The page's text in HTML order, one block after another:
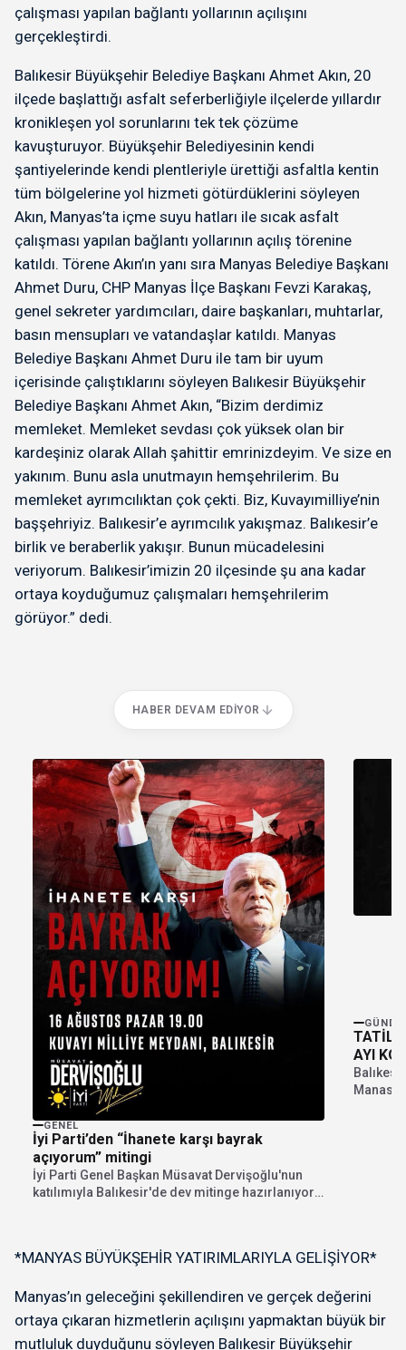
çalışması yapılan bağlantı yollarının açılışını
gerçekleştirdi.
Balıkesir Büyükşehir Belediye Başkanı Ahmet Akın, 20
ilçede başlattığı asfalt seferberliğiyle ilçelerde yıllardır
kronikleşen yol sorunlarını tek tek çözüme
kavuşturuyor. Büyükşehir Belediyesinin kendi
şantiyelerinde kendi plentleriyle ürettiği asfaltla kentin
tüm bölgelerine yol hizmeti götürdüklerini söyleyen
Akın, Manyas’ta içme suyu hatları ile sıcak asfalt
çalışması yapılan bağlantı yollarının açılış törenine
katıldı. Törene Akın’ın yanı sıra Manyas Belediye Başkanı
Ahmet Duru, CHP Manyas İlçe Başkanı Fevzi Karakaş,
genel sekreter yardımcıları, daire başkanları, muhtarlar,
basın mensupları ve vatandaşlar katıldı. Manyas
Belediye Başkanı Ahmet Duru ile tam bir uyum
içerisinde çalıştıklarını söyleyen Balıkesir Büyükşehir
Belediye Başkanı Ahmet Akın, “Bizim derdimiz
memleket. Memleket sevdası çok yüksek olan bir
kardeşiniz olarak Allah şahittir emrinizdeyim. Ve size en
yakınım. Bunu asla unutmayın hemşehrilerim. Bu
memleket ayrımcılıktan çok çekti. Biz, Kuvayımilliye’nin
başşehriyiz. Balıkesir’e ayrımcılık yakışmaz. Balıkesir’e
birlik ve beraberlik yakışır. Bunun mücadelesini
veriyorum. Balıkesir’imizin 20 ilçesinde şu ana kadar
ortaya koyduğumuz çalışmaları hemşehrilerim
görüyor.” dedi.
HABER DEVAM EDIYOR
GENEL
İyi Parti’den “İhanete karşı bayrak
açıyorum” mitingi
İyi Parti Genel Başkan Müsavat Dervişoğlu'nun
katılımıyla Balıkesir'de dev mitinge hazırlanıyor.
TATİL
AYI
*MANYAS BÜYÜKŞEHİR YATIRIMLARIYLA GELİŞİYOR*
Manyas’ın geleceğini şekillendiren ve gerçek değerini
ortaya çıkaran hizmetlerin açılışını yapmaktan büyük bir
mutluluk duyduğunu söyleyen Balıkesir Büyükşehir